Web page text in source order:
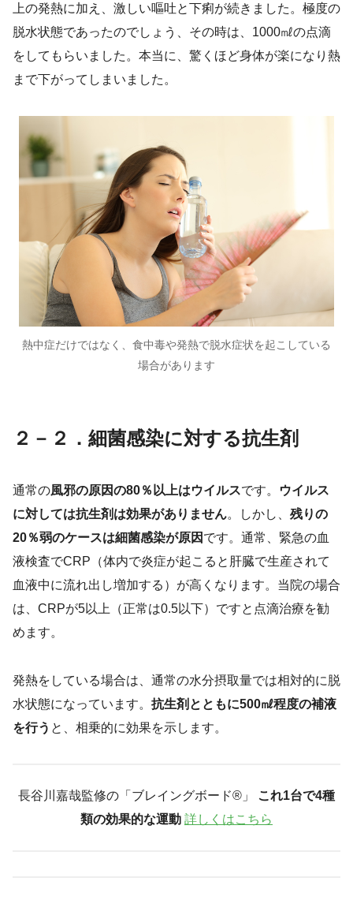
上の発熱に加え、激しい嘔吐と下痢が続きました。極度の
脱水状態であったのでしょう、その時は、1000㎖の点滴
をしてもらいました。本当に、驚くほど身体が楽になり熱
まで下がってしまいました。
熱中症だけではなく、食中毒や発熱で脱水症状を起こしている
場合があります
２－２．細菌感染に対する抗生剤
通常の風邪の原因の80％以上はウイルスです。
ウイルス
に対しては抗生剤は効果がありません。しかし、 残りの
20％弱のケースは細菌感染が原因 です。通常、緊急の血
液検査でCRP（体内で炎症が起こると肝臓で生産されて
血液中に流れ出し増加する）が高くなります。当院の場合
は、CRPが5以上（正常は0.5以下）ですと点滴治療を勧
めます。
発熱をしている場合は、通常の水分摂取量では相対的に脱
水状態になっています。 抗生剤とともに500㎖程度の補液
を行う と、相乗的に効果を示します。
長谷川嘉哉監修の「ブレイングボード®︎」
これ1台で4種
類の効果的な運動 詳しくはこちら